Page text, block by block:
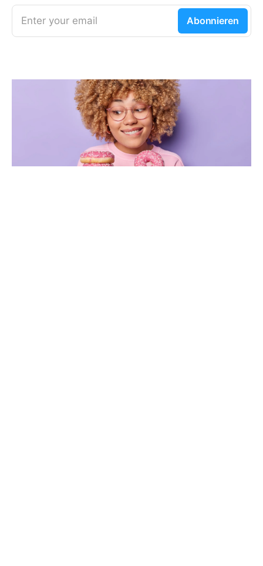
Enter your email Abonnieren